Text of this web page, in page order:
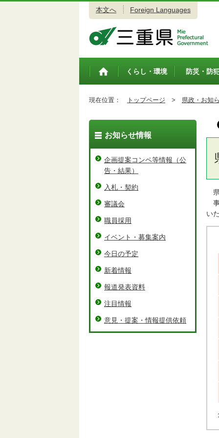
本文へ Foreign Languages
トップペ
くらし・環境 防災・防
現在位置： トップページ > 県政・お知
県
事
い
お知らせ情報
企画提案コンペ等情報（公
告・結果）
入札・契約
審議会
職員採用
イベント・募集案内
今日の予定
新着情報
報道発表資料
注目情報
意見・提案・情報提供依頼